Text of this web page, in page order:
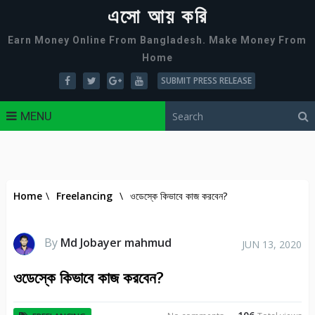
এসো আয় করি
Earn Money Online From Bangladesh. Make Money From
Home
SUBMIT PRESS RELEASE
MENU
Home \ Freelancing \ ওডেস্কে কিভাবে কাজ করবেন?
By Md Jobayer mahmud JUN 13, 2020
ওডেস্কে কিভাবে কাজ করবেন?